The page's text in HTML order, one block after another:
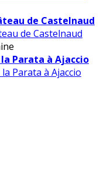
de Castelnaud
Parata à Ajaccio